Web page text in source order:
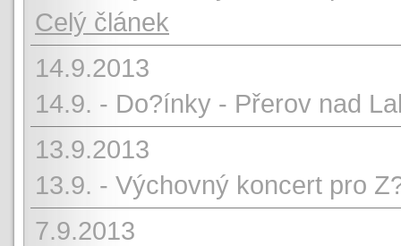
Celý článek
14.9.2013
14.9. - Do?ínky - Přerov nad
13.9.2013
13.9. - Výchovný koncert pro
7.9.2013